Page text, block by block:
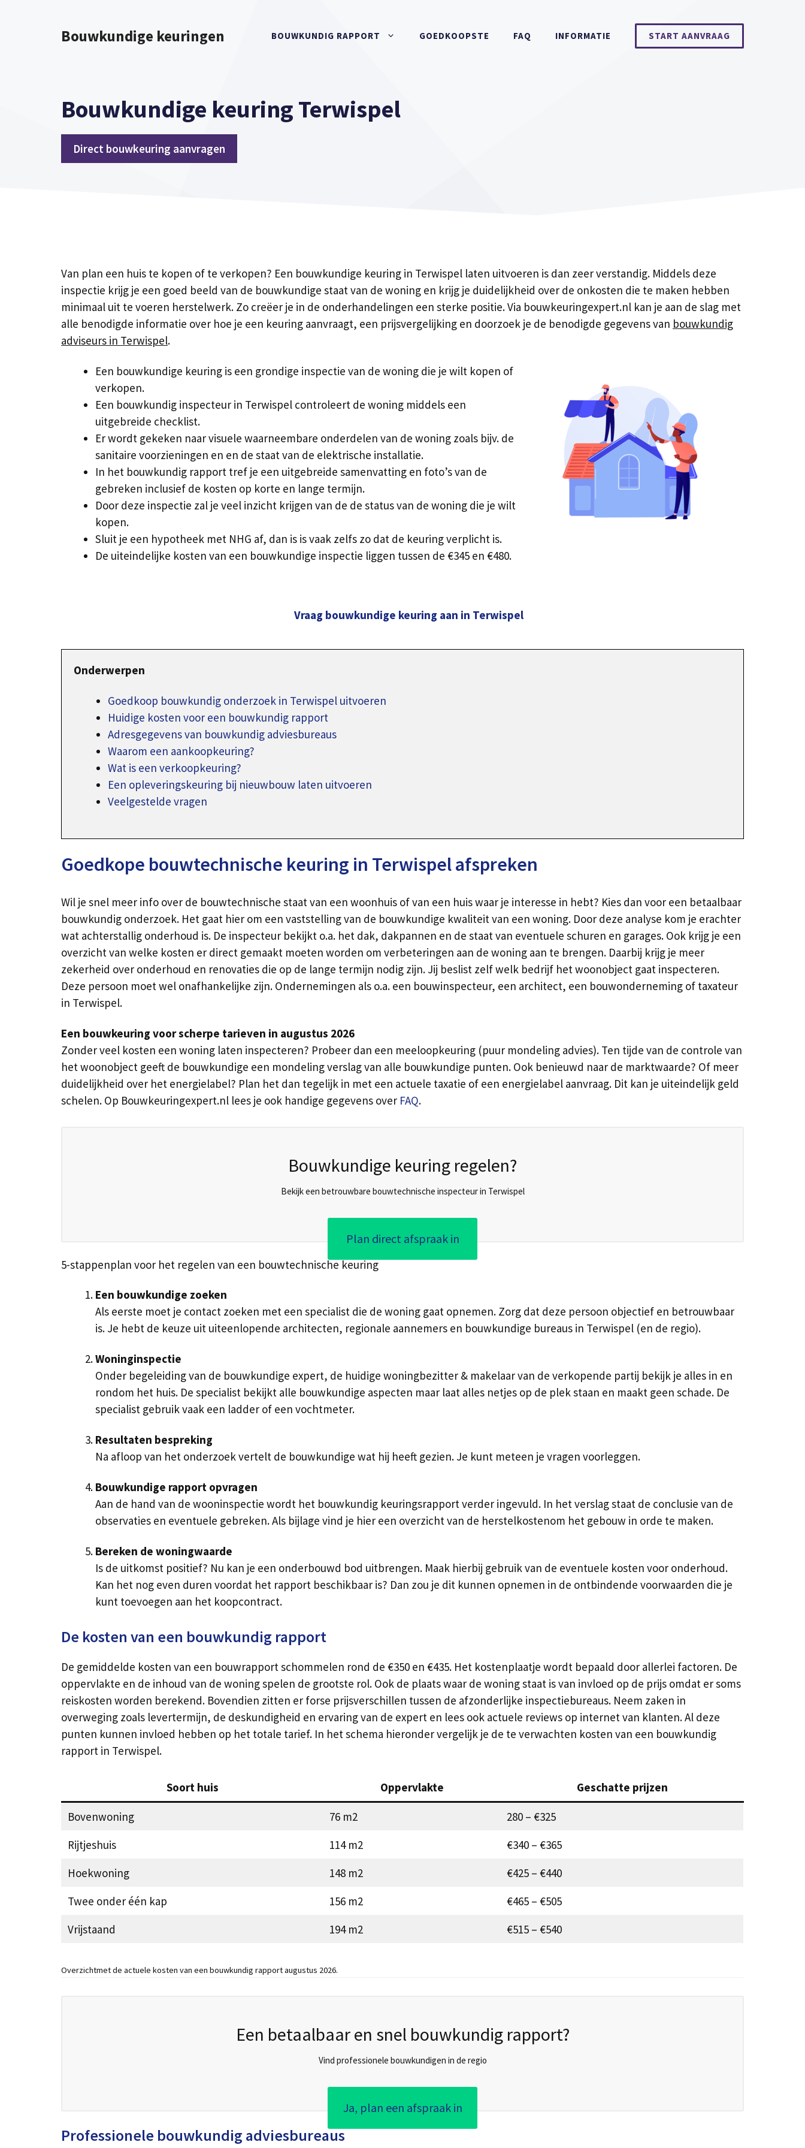
Bouwkundige keuringen BOUWKUNDIG RAPPORT GOEDKOOPSTE FAQ INFORMATIE START AANVRAAG
Bouwkundige keuring Terwispel
Direct bouwkeuring aanvragen
Van plan een huis te kopen of te verkopen? Een bouwkundige keuring in Terwispel laten uitvoeren is dan zeer verstandig. Middels deze
inspectie krijg je een goed beeld van de bouwkundige staat van de woning en krijg je duidelijkheid over de onkosten die te maken hebben
minimaal uit te voeren herstelwerk. Zo creëer je in de onderhandelingen een sterke positie. Via bouwkeuringexpert.nl kan je aan de slag met
alle benodigde informatie over hoe je een keuring aanvraagt, een prijsvergelijking en doorzoek je de benodigde gegevens van bouwkundig
adviseurs in Terwispel.
Een bouwkundige keuring is een grondige inspectie van de woning die je wilt kopen of
verkopen.
Een bouwkundig inspecteur in Terwispel controleert de woning middels een
uitgebreide checklist.
Er wordt gekeken naar visuele waarneembare onderdelen van de woning zoals bijv. de
sanitaire voorzieningen en en de staat van de elektrische installatie.
In het bouwkundig rapport tref je een uitgebreide samenvatting en foto’s van de
gebreken inclusief de kosten op korte en lange termijn.
Door deze inspectie zal je veel inzicht krijgen van de de status van de woning die je wilt
kopen.
Sluit je een hypotheek met NHG af, dan is is vaak zelfs zo dat de keuring verplicht is.
De uiteindelijke kosten van een bouwkundige inspectie liggen tussen de €345 en €480.
Vraag bouwkundige keuring aan in Terwispel
Onderwerpen
Goedkoop bouwkundig onderzoek in Terwispel uitvoeren
Huidige kosten voor een bouwkundig rapport
Adresgegevens van bouwkundig adviesbureaus
Waarom een aankoopkeuring?
Wat is een verkoopkeuring?
Een opleveringskeuring bij nieuwbouw laten uitvoeren
Veelgestelde vragen
Goedkope bouwtechnische keuring in Terwispel afspreken
Wil je snel meer info over de bouwtechnische staat van een woonhuis of van een huis waar je interesse in hebt? Kies dan voor een betaalbaar
bouwkundig onderzoek. Het gaat hier om een vaststelling van de bouwkundige kwaliteit van een woning. Door deze analyse kom je erachter
wat achterstallig onderhoud is. De inspecteur bekijkt o.a. het dak, dakpannen en de staat van eventuele schuren en garages. Ook krijg je een
overzicht van welke kosten er direct gemaakt moeten worden om verbeteringen aan de woning aan te brengen. Daarbij krijg je meer
zekerheid over onderhoud en renovaties die op de lange termijn nodig zijn. Jij beslist zelf welk bedrijf het woonobject gaat inspecteren.
Deze persoon moet wel onafhankelijke zijn. Ondernemingen als o.a. een bouwinspecteur, een architect, een bouwonderneming of taxateur
in Terwispel.
Een bouwkeuring voor scherpe tarieven in augustus 2026
Zonder veel kosten een woning laten inspecteren? Probeer dan een meeloopkeuring (puur mondeling advies). Ten tijde van de controle van
het woonobject geeft de bouwkundige een mondeling verslag van alle bouwkundige punten. Ook benieuwd naar de marktwaarde? Of meer
duidelijkheid over het energielabel? Plan het dan tegelijk in met een actuele taxatie of een energielabel aanvraag. Dit kan je uiteindelijk geld
schelen. Op Bouwkeuringexpert.nl lees je ook handige gegevens over FAQ.
Bouwkundige keuring regelen?
Bekijk een betrouwbare bouwtechnische inspecteur in Terwispel
Plan direct afspraak in
5-stappenplan voor het regelen van een bouwtechnische keuring
Een bouwkundige zoeken
Als eerste moet je contact zoeken met een specialist die de woning gaat opnemen. Zorg dat deze persoon objectief en betrouwbaar
is. Je hebt de keuze uit uiteenlopende architecten, regionale aannemers en bouwkundige bureaus in Terwispel (en de regio).
Woninginspectie
Onder begeleiding van de bouwkundige expert, de huidige woningbezitter & makelaar van de verkopende partij bekijk je alles in en
rondom het huis. De specialist bekijkt alle bouwkundige aspecten maar laat alles netjes op de plek staan en maakt geen schade. De
specialist gebruik vaak een ladder of een vochtmeter.
Resultaten bespreking
Na afloop van het onderzoek vertelt de bouwkundige wat hij heeft gezien. Je kunt meteen je vragen voorleggen.
Bouwkundige rapport opvragen
Aan de hand van de wooninspectie wordt het bouwkundig keuringsrapport verder ingevuld. In het verslag staat de conclusie van de
observaties en eventuele gebreken. Als bijlage vind je hier een overzicht van de herstelkostenom het gebouw in orde te maken.
Bereken de woningwaarde
Is de uitkomst positief? Nu kan je een onderbouwd bod uitbrengen. Maak hierbij gebruik van de eventuele kosten voor onderhoud.
Kan het nog even duren voordat het rapport beschikbaar is? Dan zou je dit kunnen opnemen in de ontbindende voorwaarden die je
kunt toevoegen aan het koopcontract.
De kosten van een bouwkundig rapport
De gemiddelde kosten van een bouwrapport schommelen rond de €350 en €435. Het kostenplaatje wordt bepaald door allerlei factoren. De
oppervlakte en de inhoud van de woning spelen de grootste rol. Ook de plaats waar de woning staat is van invloed op de prijs omdat er soms
reiskosten worden berekend. Bovendien zitten er forse prijsverschillen tussen de afzonderlijke inspectiebureaus. Neem zaken in
overweging zoals levertermijn, de deskundigheid en ervaring van de expert en lees ook actuele reviews op internet van klanten. Al deze
punten kunnen invloed hebben op het totale tarief. In het schema hieronder vergelijk je de te verwachten kosten van een bouwkundig
rapport in Terwispel.
Soort huis Oppervlakte Geschatte prijzen
Bovenwoning 76 m2
280 – €325
Rijtjeshuis
114 m2
€340 – €365
Hoekwoning
148 m2
€425 – €440
Twee onder één kap
156 m2
€465 – €505
Vrijstaand
194 m2 €515 – €540
Overzichtmet de actuele kosten van een bouwkundig rapport augustus 2026.
Een betaalbaar en snel bouwkundig rapport?
Vind professionele bouwkundigen in de regio
Ja, plan een afspraak in
Professionele bouwkundig adviesbureaus